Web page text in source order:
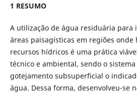
1 RESUMO
A utilização de água residuária para
áreas paisagísticas em regiões onde
recursos hídricos é uma prática
técnico e ambiental, sendo o
gotejamento subsuperficial o
água. Dessa forma, desenvolveu-se